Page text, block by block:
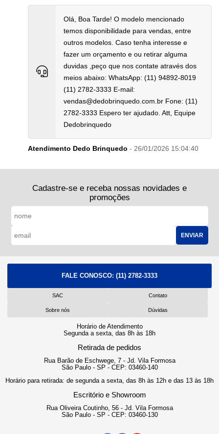
Olá, Boa Tarde! O modelo mencionado
temos disponibilidade para vendas, entre
outros modelos. Caso tenha interesse e
fazer um orçamento e ou retirar alguma
duvidas ,peço que nos contate através dos
meios abaixo: WhatsApp: (11) 94892-8019
(11) 2782-3333 E-mail:
vendas@dedobrinquedo.com.br Fone: (11)
2782-3333 Espero ter ajudado. Att, Equipe
Dedobrinquedo
Atendimento Dedo Brinquedo - 26/01/2026 15:04:40
Cadastre-se e receba nossas novidades e
promoções
ENVIAR
FALE CONOSCO: (11) 2782-3333
SAC Contato
Sobre nós Dúvidas
Horário de Atendimento
Segunda a sexta, das 8h às 18h
Retirada de pedidos
Rua Barão de Eschwege, 7 - Jd. Vila Formosa
São Paulo - SP - CEP: 03460-140
Horário para retirada: de segunda a sexta, das 8h às 12h e das 13 às 18h
Escritório e Showroom
Rua Oliveira Coutinho, 56 - Jd. Vila Formosa
São Paulo - SP - CEP: 03460-130